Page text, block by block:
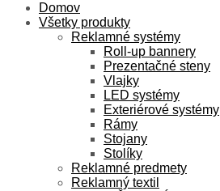
Domov
Všetky produkty
Reklamné systémy
Roll-up bannery
Prezentačné steny
Vlajky
LED systémy
Exteriérové systémy
Rámy
Stojany
Stolíky
Reklamné predmety
Reklamný textil